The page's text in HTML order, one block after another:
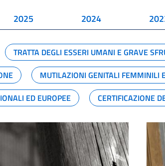
2025 2024
TRATTA DEGLI ESSERI UMANI E GRAVE
MUTILAZIONI GENITALI FEMMINILI
ED EUROPEE
CERTIFICAZIONE